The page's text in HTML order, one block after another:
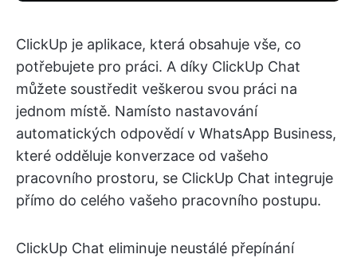
ClickUp je aplikace, která obsahuje vše, co
potřebujete pro práci. A díky ClickUp Chat
můžete soustředit veškerou svou práci na
jednom místě. Namísto nastavování
automatických odpovědí v WhatsApp Business,
které odděluje konverzace od vašeho
pracovního prostoru, se ClickUp Chat integruje
přímo do celého vašeho pracovního postupu.
ClickUp Chat eliminuje neustálé přepínání